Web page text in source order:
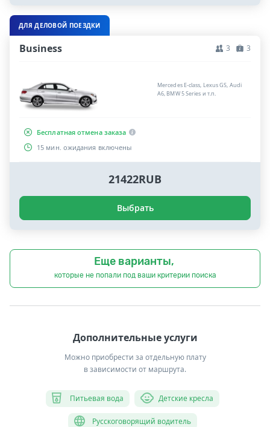
ДЛЯ ДЕЛОВОЙ ПОЕЗДКИ
Business 3 3
Mercedes E-class, Lexus GS, Audi
A6, BMW 5 Series и т.п.
Бесплатная отмена заказа
15 мин. ожидания включены
21422RUB
Выбрать
Еще варианты,
которые не попали под ваши критерии поиска
Дополнительные услуги
Можно приобрести за отдельную плату
в зависимости от маршрута.
Питьевая вода Детские кресла
Русскоговорящий водитель